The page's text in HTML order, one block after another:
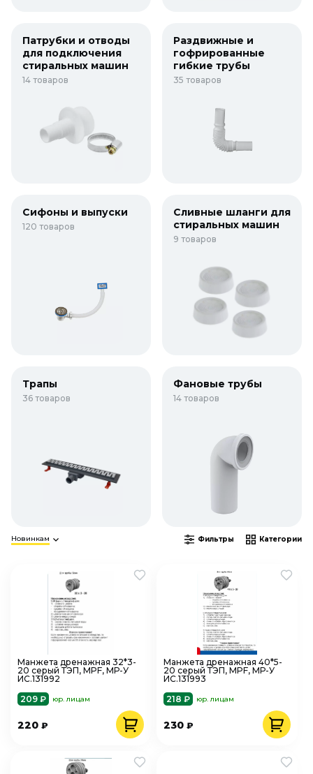
Патрубки и отводы
для подключения
стиральных машин
14 товаров
Раздвижные и
гофрированные
гибкие трубы
35 товаров
Сифоны и выпуски
120 товаров
Сливные шланги для
стиральных машин
9 товаров
Трапы
36 товаров
Фановые трубы
14 товаров
Новинкам Фильтры Категории
Манжета дренажная 32*3-
20 серый ТЭП, MPF, МР-У
ИС.131992
209 ₽
юр. лицам
220 ₽
Манжета дренажная 40*5-
20 серый ТЭП, MPF, МР-У
ИС.131993
218 ₽
юр. лицам
230₽